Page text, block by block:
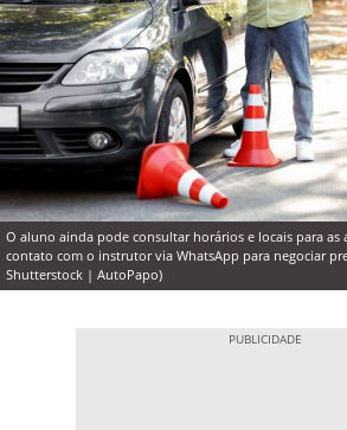
O aluno ainda pode consultar horários e locais para as
contato com o instrutor via WhatsApp para negociar
Shutterstock | AutoPapo)